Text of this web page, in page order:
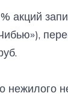
акций
нежилого